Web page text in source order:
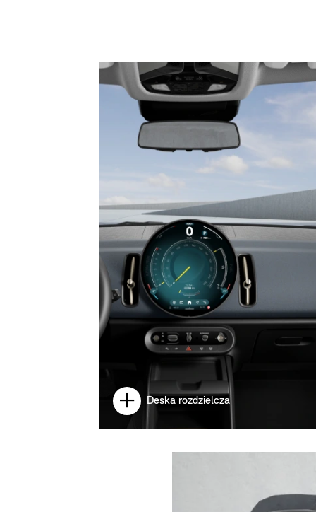
Deska rozdzielcza